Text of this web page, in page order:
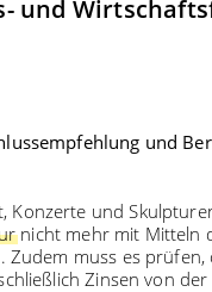
und
und
und
nicht mehr mit Mitteln
muss es
Zinsen von der